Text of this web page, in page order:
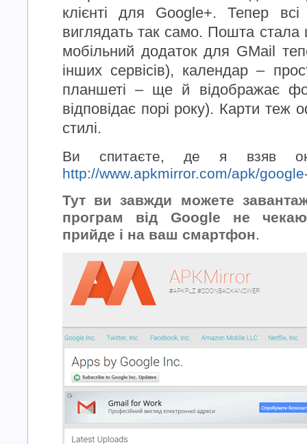
клієнті для Google+. Тепер
виглядать так само. Пошта стала
мобільний додаток для GMail
інших сервісів), календар –
планшеті – ще й відображає
відповідає порі року). Карти теж
стилі.
Ви спитаєте, де я взяв
http://www.apkmirror.com/apk/
Тут ви завжди можете
програм від Google не
прийде і на ваш смартфон.